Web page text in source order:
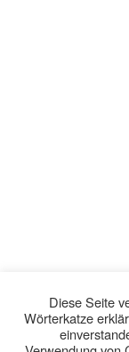
Diese Seite
Wörterkatze